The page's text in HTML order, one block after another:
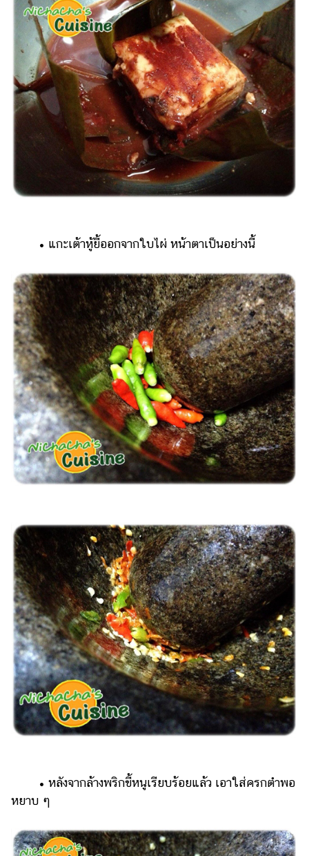
• แกะเต้าหู้ยี้ออกจากใบไผ่ หน้าตาเป็นอย่างนี้
• หลังจากล้างพริกขี้หนูเรียบร้อยแล้ว เอาใส่ครกตำพอ
หยาบ ๆ